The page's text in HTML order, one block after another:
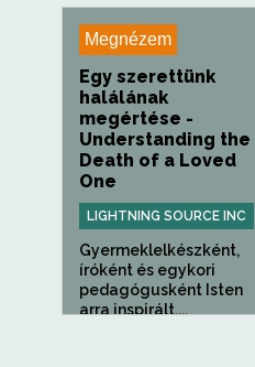
Megnézem
Egy szerettünk
halálának
megértése -
Understanding the
Death of a Loved
One
LIGHTNING SOURCE INC
Gyermeklelkészként,
íróként és egykori
pedagógusként Isten
arra inspirált,...